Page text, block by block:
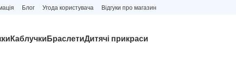
Блог Угода користувача Відгуки про магазин
Каблучки БраслетиДитячі прикраси